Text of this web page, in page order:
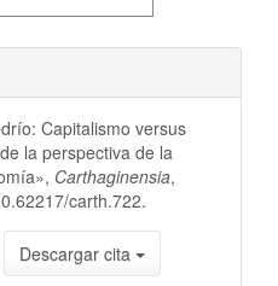
Capitalismo versus
la perspectiva de la
Carthaginensia,
carth.722.
Descargar cita